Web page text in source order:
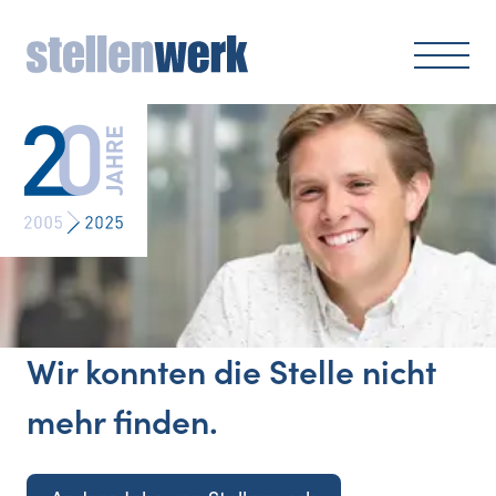
Wir konnten die Stelle nicht
mehr finden.